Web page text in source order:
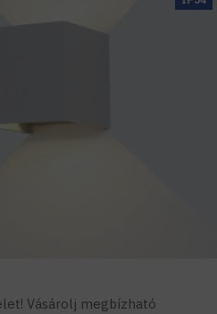
Vásárolj megbízható